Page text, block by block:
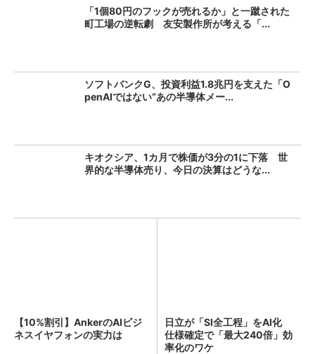
「1個80円のフックが売れるか」と一蹴された
町工場の逆転劇 友安製作所が考える「...
ソフトバンクG、投資利益1.8兆円を支えた「O
penAIではない“あの半導体メー...
キオクシア、1カ月で株価が3分の1に下落 世
界的な半導体売り、今日の決算はどうな...
【10%割引】AnkerのAIビジ
ネスイヤフォンの実力は
日立が「SI全工程」をAI化
仕様確定で「最大240倍」効
率化のワケ